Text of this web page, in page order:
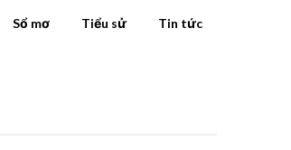
Sổ mơ Tiểu sử Tin tức